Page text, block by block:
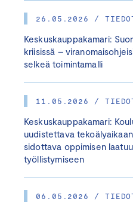
26.05.2026 /
Keskuskauppakamari:
kriisissä –
selkeä toimintamalli
11.05.2026 /
Keskuskauppakamari:
uudistettava
sidottava oppimisen
työllistymiseen
06.05.2026 /